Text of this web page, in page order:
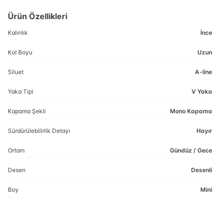
Ürün Özellikleri
Kalınlık İnce
Kol Boyu Uzun
Siluet A-line
Yaka Tipi V Yaka
Kapama Şekli Mono Kapama
Sürdürülebilirlik Detayı Hayır
Ortam Gündüz / Gece
Desen Desenli
Boy Mini